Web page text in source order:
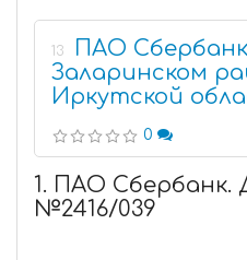
13
ПАО
Заларинском
Иркутской
0
1. ПАО Сбербанк.
№2416/039